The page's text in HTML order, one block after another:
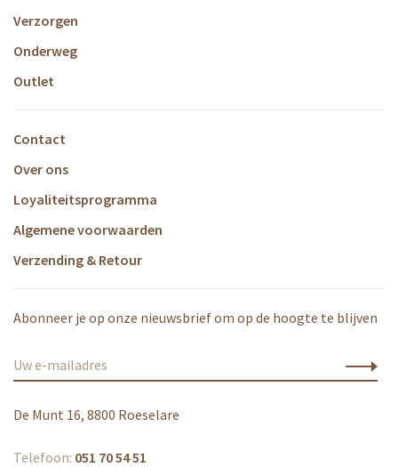
Verzorgen
Onderweg
Outlet
Contact
Over ons
Loyaliteitsprogramma
Algemene voorwaarden
Verzending & Retour
Abonneer je op onze nieuwsbrief om op de hoogte te blijven
De Munt 16, 8800 Roeselare
Telefoon: 051 70 54 51